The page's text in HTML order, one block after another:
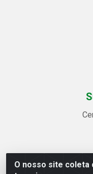
O nosso site coleta
Linhavix